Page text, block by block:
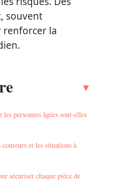
souvent
renforcer la
personnes âgées sont-elles
et les situations à
sécuriser chaque pièce de